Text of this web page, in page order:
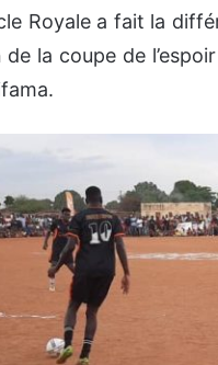
Royalea fait la
la coupe de